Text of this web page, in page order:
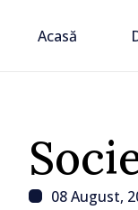
Acasă
08 August,